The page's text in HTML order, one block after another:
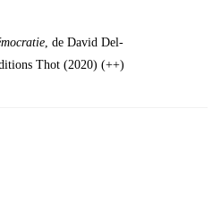
, de David Del­
Thot (2020) (++)